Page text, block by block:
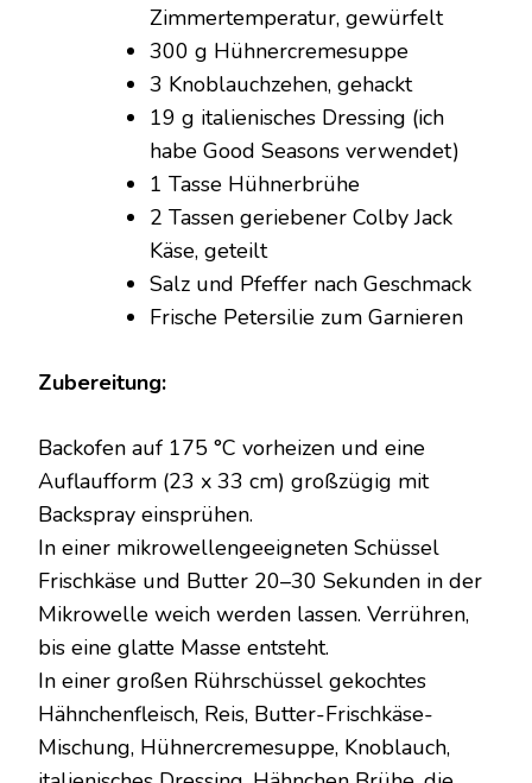
Zimmertemperatur, gewürfelt
300 g Hühnercremesuppe
3 Knoblauchzehen, gehackt
19 g italienisches Dressing (ich
habe Good Seasons verwendet)
1 Tasse Hühnerbrühe
2 Tassen geriebener Colby Jack
Käse, geteilt
Salz und Pfeffer nach Geschmack
Frische Petersilie zum Garnieren
Zubereitung:
Backofen auf 175 °C vorheizen und eine
Auflaufform (23 x 33 cm) großzügig mit
Backspray einsprühen.
In einer mikrowellengeeigneten Schüssel
Frischkäse und Butter 20–30 Sekunden in der
Mikrowelle weich werden lassen. Verrühren,
bis eine glatte Masse entsteht.
In einer großen Rührschüssel gekochtes
Hähnchenfleisch, Reis, Butter-Frischkäse-
Mischung, Hühnercremesuppe, Knoblauch,